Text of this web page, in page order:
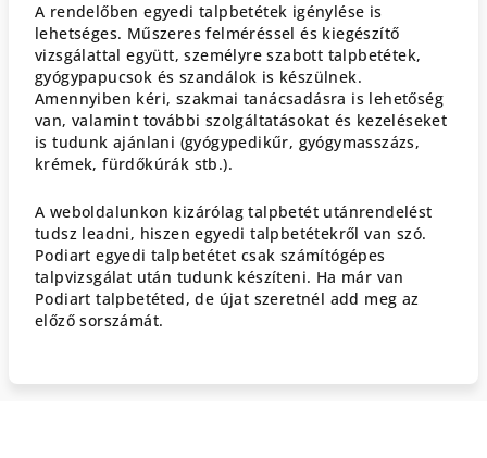
A rendelőben egyedi talpbetétek igénylése is
lehetséges. Műszeres felméréssel és kiegészítő
vizsgálattal együtt, személyre szabott talpbetétek,
gyógypapucsok és szandálok is készülnek.
Amennyiben kéri, szakmai tanácsadásra is lehetőség
van, valamint további szolgáltatásokat és kezeléseket
is tudunk ajánlani (gyógypedikűr, gyógymasszázs,
krémek, fürdőkúrák stb.).
A weboldalunkon kizárólag talpbetét utánrendelést
tudsz leadni, hiszen egyedi talpbetétekről van szó.
Podiart egyedi talpbetétet csak számítógépes
talpvizsgálat után tudunk készíteni. Ha már van
Podiart talpbetéted, de újat szeretnél add meg az
előző sorszámát.